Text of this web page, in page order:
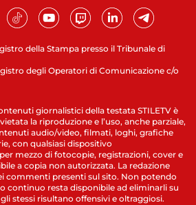
della Stampa presso il Tribunale di
degli Operatori di Comunicazione c/o
giornalistici della testata STILETV è
la riproduzione e l’uso, anche parziale,
audio/video, filmati, loghi, grafiche
con qualsiasi dispositivo
mezzo di fotocopie, registrazioni, cover e
a copia non autorizzata. La redazione
commenti presenti sul sito. Non potendo
continuo resta disponibile ad eliminarli su
stessi risultano offensivi e oltraggiosi.